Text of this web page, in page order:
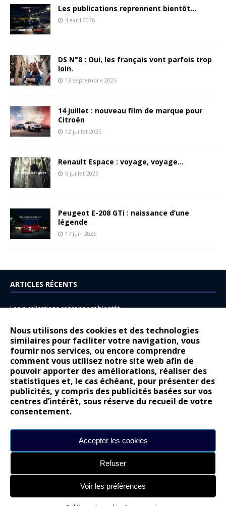
Nous utilisons des cookies et des technologies
similaires pour faciliter votre navigation, vous
fournir nos services, ou encore comprendre
comment vous utilisez notre site web afin de
pouvoir apporter des améliorations, réaliser des
statistiques et, le cas échéant, pour présenter des
publicités, y compris des publicités basées sur vos
centres d’intérêt, sous réserve du recueil de votre
consentement.
Accepter les cookies
Refuser
Voir les préférences
Les publications reprennent bientôt…
4 avril 2026
DS N°8 : Oui, les français vont parfois trop
loin.
13 septembre 2025
14 juillet : nouveau film de marque pour
Citroën
12 juillet 2025
Renault Espace : voyage, voyage…
6 juillet 2025
Peugeot E-208 GTi : naissance d’une
légende
17 juin 2025
ARTICLES RÉCENTS
Les publications reprennent bientôt…
14 juillet : nouveau film de marque pour Citroën
Renault Espace : voyage, voyage…
Peugeot E-208 GTi : naissance d’une légende
COMMENTAIRES RÉCENTS
Bernard Dardartdans
Gilly
gyo
Lancia Ypsilon : naturellement envoûtante ?